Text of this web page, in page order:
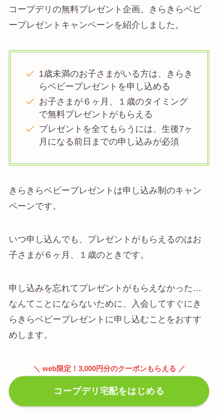
コープデリの無料プレゼント企画、きらきらベビ
ープレゼントキャンペーンを紹介しました。
1歳未満のお子さまがいる方は、きらき
らベビープレゼントを申し込める
お子さまが６ヶ月、１歳のタイミング
で無料プレゼントがもらえる
プレゼントを全てもらうには、生後7ヶ
月になる前日までの申し込みが必須
きらきらベビープレゼントは申し込み制のキャン
ペーンです。
いつ申し込んでも、プレゼントがもらえるのはお
子さまが６ヶ月、１歳のときです。
申し込みを忘れてプレゼントがもらえなかった…
なんてことにならないために、入会してすぐにき
らきらベビープレゼントに申し込むことをおすす
めします。
＼ web限定！3,000円分のクーポンもらえる ／
コープデリ宅配をはじめる